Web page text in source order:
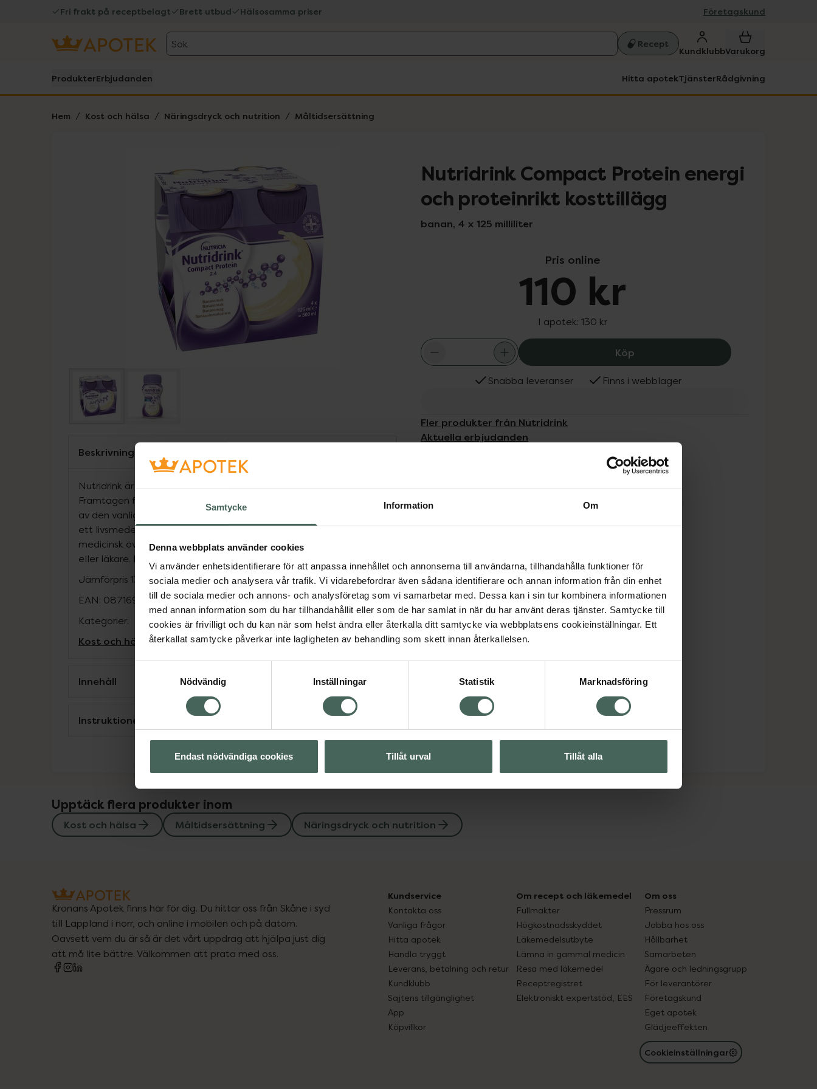
Samtycke Information Om
Denna webbplats använder cookies
Vi använder enhetsidentifierare för att anpassa innehållet och annonserna till användarna, tillhandahålla funktioner för
sociala medier och analysera vår trafik. Vi vidarebefordrar även sådana identifierare och annan information från din enhet
till de sociala medier och annons- och analysföretag som vi samarbetar med. Dessa kan i sin tur kombinera informationen
med annan information som du har tillhandahållit eller som de har samlat in när du har använt deras tjänster. Samtycke till
cookies är frivilligt och du kan när som helst ändra eller återkalla ditt samtycke via webbplatsens cookieinställningar. Ett
återkallat samtycke påverkar inte lagligheten av behandling som skett innan återkallelsen.
Nödvändig
Inställningar Statistik Marknadsföring
Endast nödvändiga cookies Tillåt urval Tillåt alla
Fri frakt på receptbelagt Brett utbud Hälsosamma priser Företagskund
Sök Recept
KundklubbVarukorg
ProdukterErbjudanden Hitta apotekTjänsterRådgivning
Hem Kost och hälsa Näringsdryck och nutrition Måltidsersättning
Lista: . Innehåller 2 objekt.
Nutridrink Compact Protein energi
och proteinrikt kosttillägg
banan, 4 x 125 milliliter
Pris online
110 kr
I apotek: 130 kr
Köp Nutridrink Compact Protein energi
Snabba leveranser Finns i webblager
Fler produkter från Nutridrink
Aktuella erbjudanden
Beskrivning
Nutridrink är en näringsmässigt komplett och energirik näringsdryck.
Framtagen för den som har svårigheter att få i sig tillräcklig mängd
av den vanliga maten för tillgodose sitt näringsbehov. Nutridrink är
ett livsmedel för speciella medicinska ändamål och används under
medicinsk övervakning. Intag bör ske enligt ordination från dietist
eller läkare. Ej lämplig för barn under 3 år.
Jämförpris 139 kr/st
EAN: 08716900554063
Kategorier:
Kost och hälsaMåltidsersättningNäringsdryck och nutrition
Innehåll Visa
Instruktioner
Upptäck flera produkter inom
Kost och hälsa Måltidsersättning Näringsdryck och nutrition
Kronans Apotek finns här för dig. Du hittar oss från Skåne i syd
till Lappland i norr, och online i mobilen och på datorn.
Oavsett vem du är så är det vårt uppdrag att hjälpa just dig
att må lite bättre. Välkommen att prata med oss.
Kundservice
Kontakta oss
Vanliga frågor
Hitta apotek
Handla tryggt
Leverans, betalning och retur
Kundklubb
Sajtens tillgänglighet
App
Köpvillkor
Om recept och läkemedel
Fullmakter
Högkostnadsskyddet
Läkemedelsutbyte
Lämna in gammal medicin
Resa med läkemedel
Receptregistret
Elektroniskt expertstöd, EES
Om oss
Pressrum
Jobba hos oss
Hållbarhet
Samarbeten
Ägare och ledningsgrupp
För leverantörer
Företagskund
Eget apotek
Glädjeeffekten
Cookieinställningar